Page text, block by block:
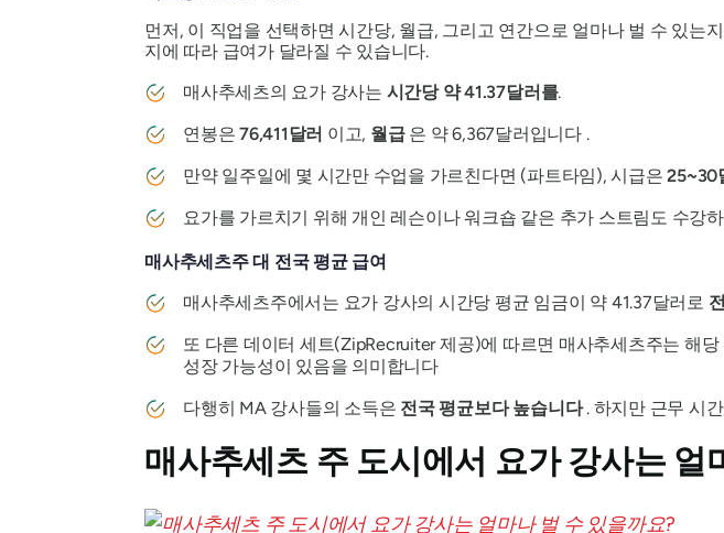
먼저, 이 직업을 선택하면 시간당, 월급, 그리고 연간으로 얼마나 벌 수 있
지에 따라 급여가 달라질 수 있습니다.
매사추세츠의 요가 강사는 시간당 약 41.37달러를.
연봉은76,411달러 이고, 월급은 약 6,367달러입니다 .
만약 일주일에 몇 시간만 수업을 가르친다면 (파트타임), 시급은25~30
요가를 가르치기 위해 개인 레슨이나 워크숍 같은 추가 스트림도 수강
매사추세츠주 대 전국 평균 급여
매사추세츠주에서는 요가 강사의 시간당 평균 임금이 약 41.37달러로
또 다른 데이터 세트(ZipRecruiter 제공)에 따르면 매사추세츠주는 해당
성장 가능성이 있음을 의미합니다
다행히 MA 강사들의 소득은 전국 평균보다 높습니다. 하지만 근무 시
매사추세츠 주 도시에서 요가 강사는 얼